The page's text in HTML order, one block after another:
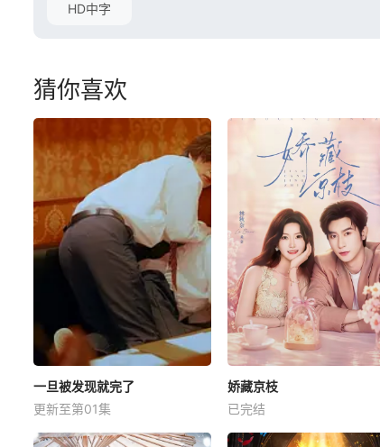
HD中字
猜你喜欢
一旦被发现就完了
更新至第01集
娇藏京枝
已完结